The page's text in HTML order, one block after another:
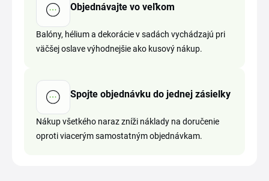
Objednávajte vo veľkom
Balóny, hélium a dekorácie v sadách vychádzajú pri
väčšej oslave výhodnejšie ako kusový nákup.
Spojte objednávku do jednej zásielky
Nákup všetkého naraz zníži náklady na doručenie
oproti viacerým samostatným objednávkam.